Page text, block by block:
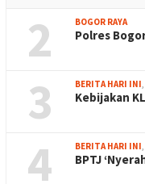
2 BOGOR RAYA
Polres
3 BERITA HARI INI
Kebijakan
4 BERITA HARI INI
BPTJ